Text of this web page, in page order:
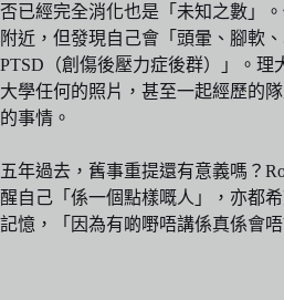
否已經完全消化也是「未知之數」
附近，但發現自己會「頭暈、腳軟
PTSD（創傷後壓力症後群）」。理
大學任何的照片，甚至一起經歷的
的事情。
五年過去，舊事重提還有意義嗎？
醒自己「係一個點樣嘅人」，亦都
記憶，「因為有啲嘢唔講係真係會唔